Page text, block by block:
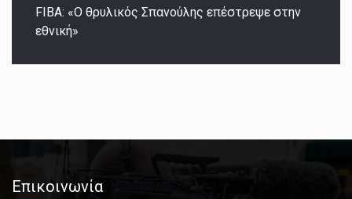
FIBA: «Ο θρυλικός Σπανούλης επέστρεψε στην
εθνική»
Επικοινωνία